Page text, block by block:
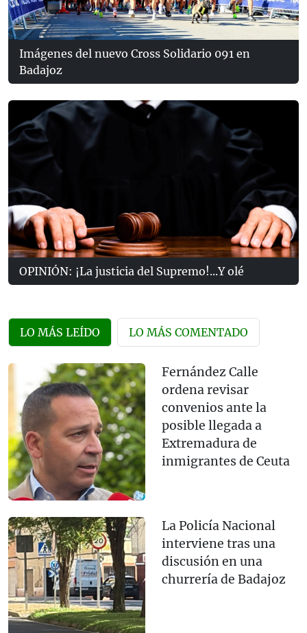
Imágenes del nuevo Cross Solidario 091 en
Badajoz
OPINIÓN: ¡La justicia del Supremo!...Y olé
LO MÁS LEÍDO LO MÁS COMENTADO
Fernández Calle
ordena revisar
convenios ante la
posible llegada a
Extremadura de
inmigrantes de Ceuta
La Policía Nacional
interviene tras una
discusión en una
churrería de Badajoz